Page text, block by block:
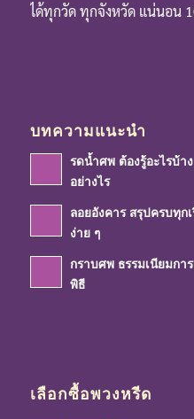
ได้ทุกวัด ทุกจังหวัด แน่นอน
บทความแนะนำ
รดน้ำศพ ต้องรู้อะไรบ้
อย่างไร
ลอยอังคาร สรุปครบทุก
ง่าย ๆ
กราบศพ ธรรมเนียมกา
พิธี
เลือกซื้อพวงหรีด